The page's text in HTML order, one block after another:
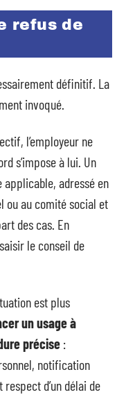
refus de
définitif. La
invoqué.
l’employeur ne
s’impose à lui. Un
adressé en
ou au comité social et
des cas. En
le conseil de
est plus
un usage à
précise :
notification
d’un délai de